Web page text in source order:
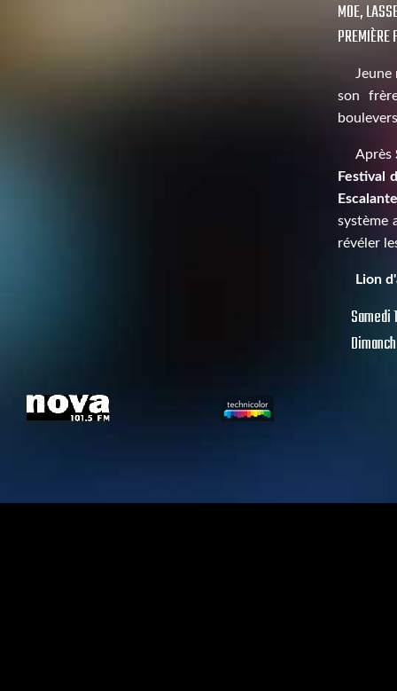
MOE,
PREMIÈRE
Jeune
son
Après
Festival
Escalante
système
révéler
Lion
Samedi